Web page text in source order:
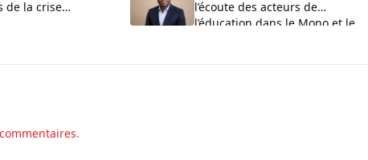
de la crise
l’écoute des acteurs de
l’éducation dans le Mono et le